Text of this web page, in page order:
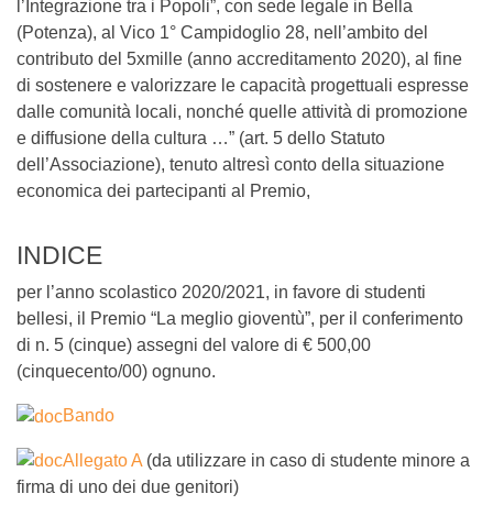
l’Integrazione tra i Popoli”, con sede legale in Bella
(Potenza), al Vico 1° Campidoglio 28, nell’ambito del
contributo del 5xmille (anno accreditamento 2020), al fine
di sostenere e valorizzare le capacità progettuali espresse
dalle comunità locali, nonché quelle attività di promozione
e diffusione della cultura …” (art. 5 dello Statuto
dell’Associazione), tenuto altresì conto della situazione
economica dei partecipanti al Premio,
INDICE
per l’anno scolastico 2020/2021, in favore di studenti
bellesi, il Premio “La meglio gioventù”, per il conferimento
di n. 5 (cinque) assegni del valore di € 500,00
(cinquecento/00) ognuno.
Bando
Allegato A (da utilizzare in caso di studente minore a
firma di uno dei due genitori)